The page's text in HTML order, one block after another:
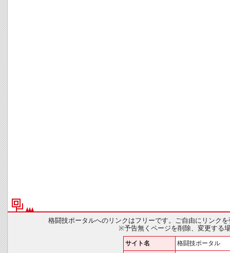
格闘技ポータルへのリンクはフリーです。ご自由にリンク
※予告無くページを削除、変更する
サイト名 格闘技ポータル